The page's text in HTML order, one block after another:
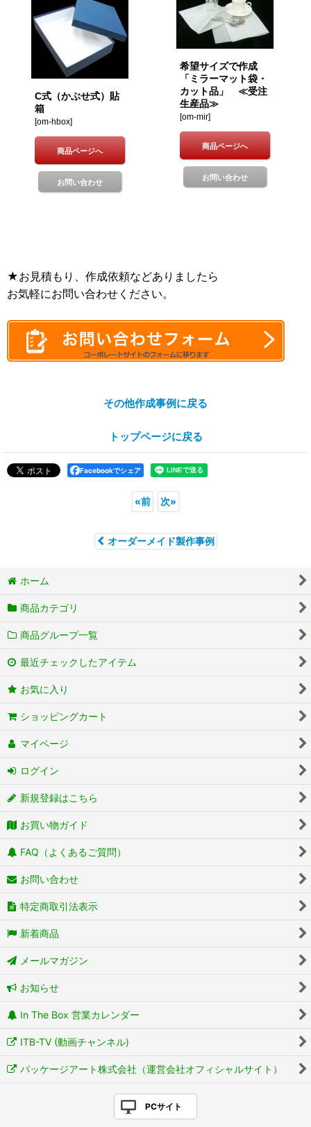
★お見積もり、作成依頼などありましたら
お気軽にお問い合わせください。
その他作成事例に戻る
トップページに戻る
Facebookでシェア
«前 次»
オーダーメイド製作事例
ホーム
商品カテゴリ
商品グループ一覧
最近チェックしたアイテム
お気に入り
ショッピングカート
マイページ
ログイン
新規登録はこちら
お買い物ガイド
FAQ（よくあるご質問）
お問い合わせ
特定商取引法表示
新着商品
メールマガジン
お知らせ
In The Box 営業カレンダー
ITB-TV (動画チャンネル)
パッケージアート株式会社（運営会社オフィシャルサイト）
PCサイト